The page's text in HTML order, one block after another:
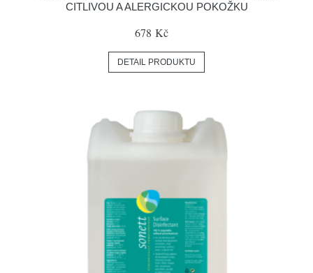
CITLIVOU A ALERGICKOU POKOŽKU
678 Kč
DETAIL PRODUKTU